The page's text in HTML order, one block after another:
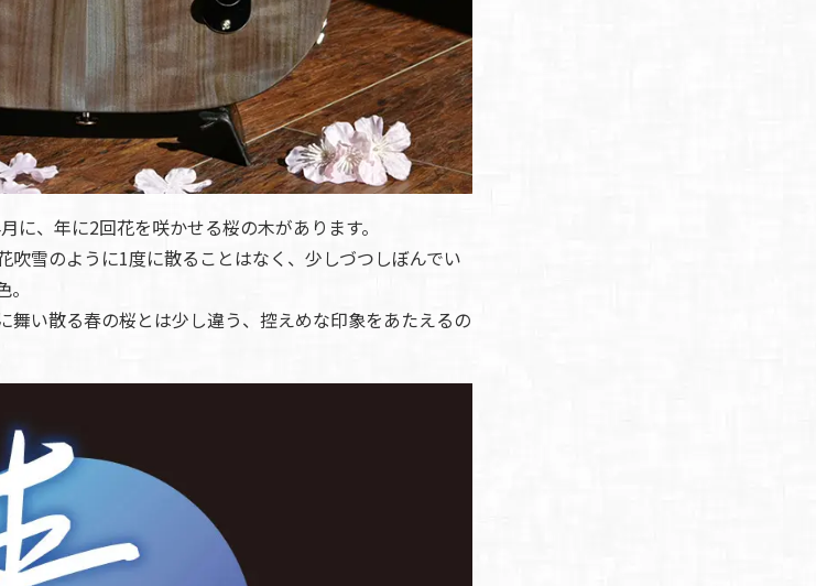
に、年に2回花を咲かせる桜の木があります。
雪のように1度に散ることはなく、少しづつしぼんでい
舞い散る春の桜とは少し違う、控えめな印象をあたえるの